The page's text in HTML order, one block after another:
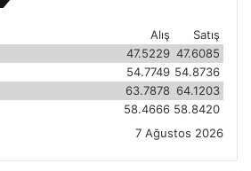
Satış
Alış
47.6085
47.5229
54.8736
54.7749
64.1203
63.7878
58.8420
58.4666
7 Ağustos 2026